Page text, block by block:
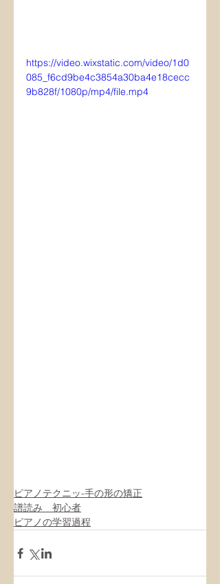
https://video.wixstatic.com/video/1d0
085_f6cd9be4c3854a30ba4e18cecc
9b828f/1080p/mp4/file.mp4
ピアノテクニッ-手の形の矯正
譜読み 初心者
ピアノの学習過程